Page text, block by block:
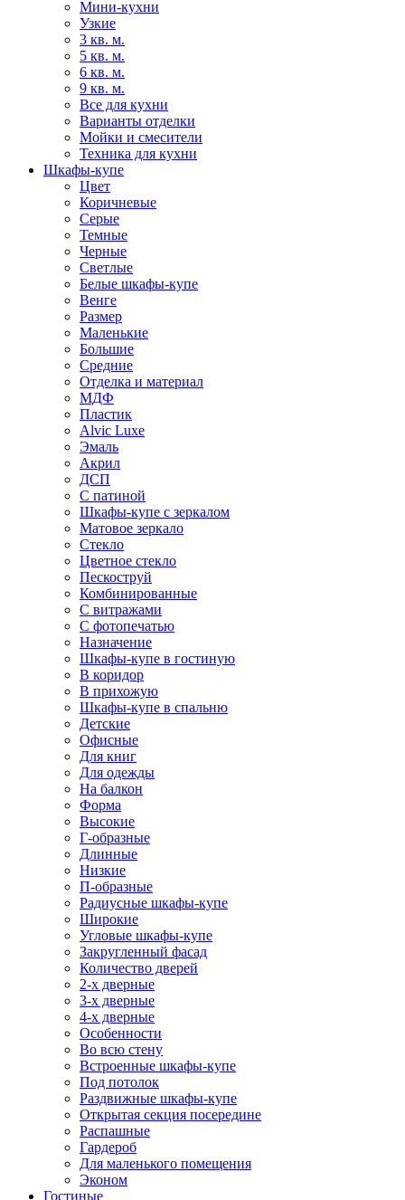
Мини-кухни
Узкие
3 кв. м.
5 кв. м.
6 кв. м.
9 кв. м.
Все для кухни
Варианты отделки
Мойки и смесители
Техника для кухни
Шкафы-купе
Цвет
Коричневые
Серые
Темные
Черные
Светлые
Белые шкафы-купе
Венге
Размер
Маленькие
Большие
Средние
Отделка и материал
МДФ
Пластик
Alvic Luxe
Эмаль
Акрил
ДСП
С патиной
Шкафы-купе с зеркалом
Матовое зеркало
Стекло
Цветное стекло
Пескоструй
Комбинированные
С витражами
С фотопечатью
Назначение
Шкафы-купе в гостиную
В коридор
В прихожую
Шкафы-купе в спальню
Детские
Офисные
Для книг
Для одежды
На балкон
Форма
Высокие
Г-образные
Длинные
Низкие
П-образные
Радиусные шкафы-купе
Широкие
Угловые шкафы-купе
Закругленный фасад
Количество дверей
2-х дверные
3-х дверные
4-х дверные
Особенности
Во всю стену
Встроенные шкафы-купе
Под потолок
Раздвижные шкафы-купе
Открытая секция посередине
Распашные
Гардероб
Для маленького помещения
Эконом
Гостиные